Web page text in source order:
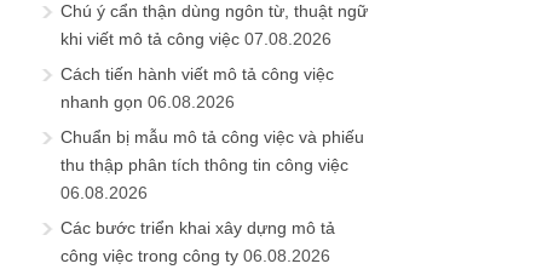
Chú ý cẩn thận dùng ngôn từ, thuật ngữ
khi viết mô tả công việc 07.08.2026
Cách tiến hành viết mô tả công việc
nhanh gọn 06.08.2026
Chuẩn bị mẫu mô tả công việc và phiếu
thu thập phân tích thông tin công việc
06.08.2026
Các bước triển khai xây dựng mô tả
công việc trong công ty 06.08.2026